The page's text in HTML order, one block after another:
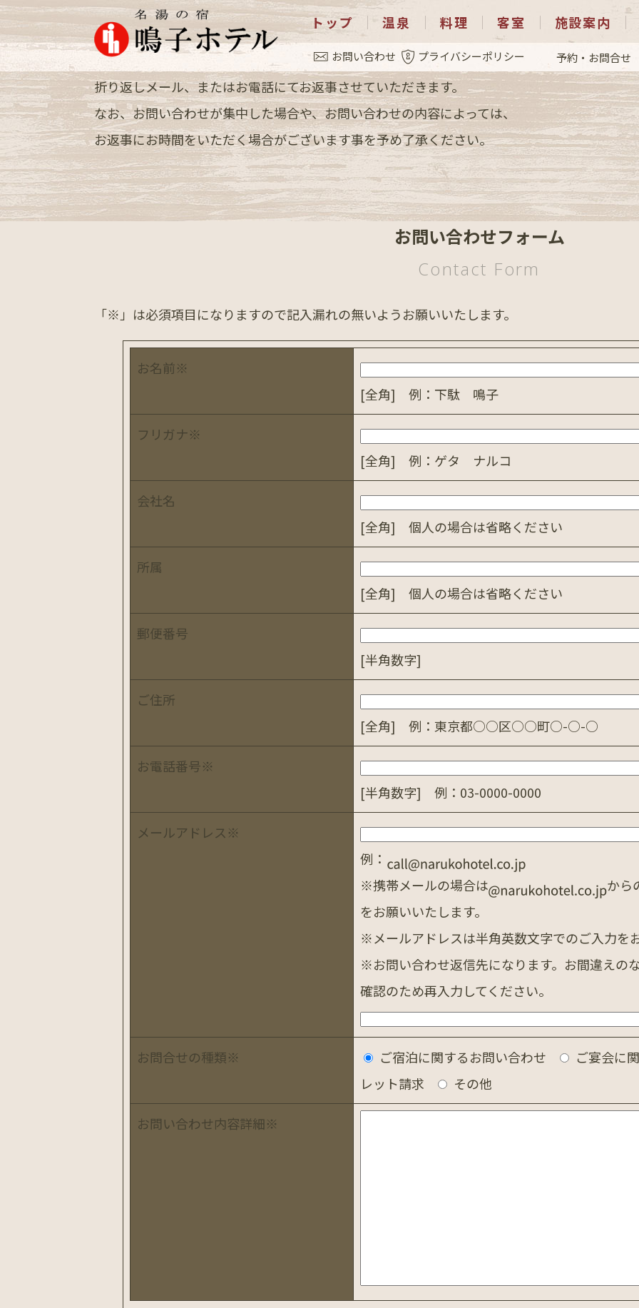
トップ 温泉 料理 客室 施設案内
お問い合わせ プライバシーポリシー 予約・お問合せ
お気軽にお問い合わせください
当ホテルへの各種お問い合わせは、以下のお問い合わせフォームをご利用ください。
折り返しメール、またはお電話にてお返事させていただきます。
なお、お問い合わせが集中した場合や、お問い合わせの内容によっては、
お返事にお時間をいただく場合がございます事を予め了承ください。
お問い合わせフォーム
Contact Form
「※ 」は必須項目になりますので記入漏れの無いようお願いいたします。
お名前※
[全角] 例：下駄 鳴子
フリガナ※
[全角] 例：ゲタ ナルコ
会社名
[全角] 個人の場合は省略ください
所属
[全角] 個人の場合は省略ください
郵便番号
[半角数字]
ご住所
[全角] 例：東京都○○区○○町○-○-○
お電話番号※
[半角数字] 例：03-0000-0000
メールアドレス ※
例：
※携帯メールの場合は
から
をお願いいたします。
※メールアドレスは半角英数文字でのご入力を
※お問い合わせ返信先になります。お間違えの
確認のため再入力してください。
お問合せの種類※ ご宿泊に関するお問い合わせ
ご宴会に
レット請求
その他
お問い合わせ内容詳細※